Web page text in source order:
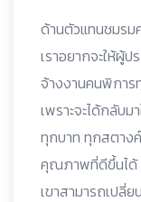
ด้านตัวแทนชมร
เราอยากจะให้ผู้
จ้างงานคนพิการ
เพราะจะได้กลับ
ทุกบาท ทุกสตาง
คุณภาพที่ดีขึ้นได้
เขาสามารถเปลี่